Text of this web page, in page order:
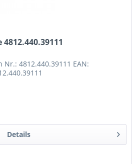
4812.440.39111 EAN:
Details